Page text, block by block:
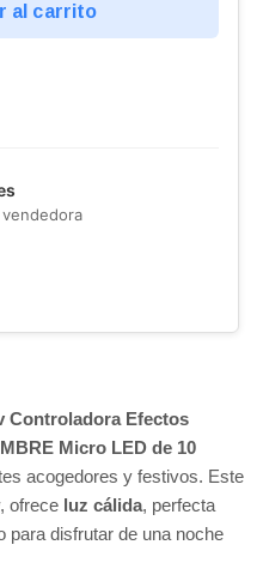
al carrito
Controladora Efectos
Micro LED de 10
acogedores y festivos. Este
ofrece luz cálida, perfecta
para disfrutar de una noche